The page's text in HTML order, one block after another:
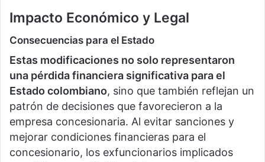
Impacto Económico y Legal
Consecuencias para el Estado
Estas modificaciones no solo representaron
una pérdida financiera significativa para el
Estado colombiano, sino que también reflejan un
patrón de decisiones que favorecieron a la
empresa concesionaria. Al evitar sanciones y
mejorar condiciones financieras para el
concesionario, los exfuncionarios implicados